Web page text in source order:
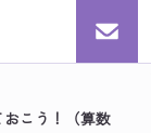
こう！（算数